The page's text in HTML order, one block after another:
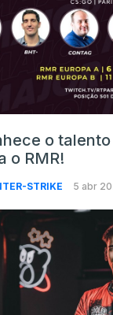
o
o RMR!
STRIKE 5 abr